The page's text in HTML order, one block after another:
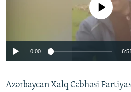
No media source
0:00 6:51
Azərbaycan Xalq Cəbhəsi